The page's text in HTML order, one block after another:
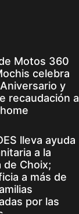
Motos 360
celebra
y
recaudación a
lleva ayuda
a la
de Choix;
a más de
por las